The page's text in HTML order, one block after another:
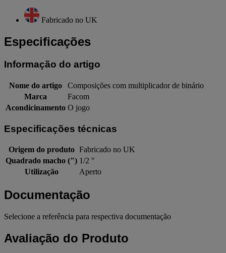
Fabricado no UK
Especificações
Informação do artigo
Nome do artigo
Composições com multiplicador de binário
Marca
Facom
Acondicinamento O jogo
Especificações técnicas
Origem do produto Fabricado no UK
Quadrado macho (") 1/2 "
Utilização
Aperto
Documentação
Selecione a referência para respectiva documentação
Avaliação do Produto